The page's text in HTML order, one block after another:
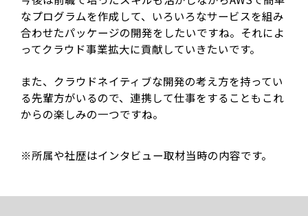
なプログラムを作成して、いろいろなサービスを組み
合わせたパッケージの開発をしたいですね。それによ
ってクラウド事業拡大に貢献していきたいです。
また、クラウドネイティブな開発の考え方を持ってい
る先輩方がいるので、連携して仕事をすることもこれ
からの楽しみの一つですね。
※所属や社歴はインタビュー取材当時の内容です。